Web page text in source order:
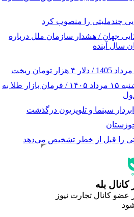
چندملیتی را منصوب کرد
جهان / هشدار سازمان ملل درباره
قیمت طلا و سکه امروز پنجشنبه ۱۵ مرداد ۱۴۰۵ / فرمان بازار طلا به
سینما و تلویزیون درگذشت
را قبل از خطر تشخیص می‌دهد
بله
عضو کانال تجارت نیوز